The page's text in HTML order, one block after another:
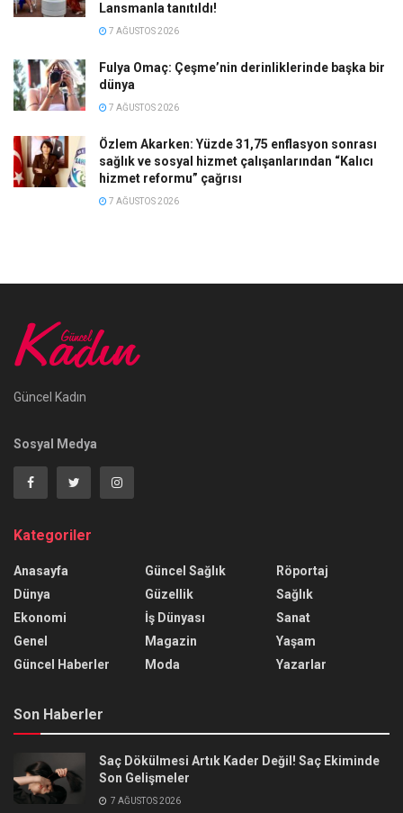
Lansmanla tanıtıldı!
7 AĞUSTOS 2026
Fulya Omaç: Çeşme’nin derinliklerinde başka bir
dünya
7 AĞUSTOS 2026
Özlem Akarken: Yüzde 31,75 enflasyon sonrası
sağlık ve sosyal hizmet çalışanlarından “Kalıcı
hizmet reformu” çağrısı
7 AĞUSTOS 2026
Güncel Kadın
Sosyal Medya
Kategoriler
Anasayfa
Dünya
Ekonomi
Genel
Güncel Haberler
Güncel Sağlık
Güzellik
İş Dünyası
Magazin
Moda
Röportaj
Sağlık
Sanat
Yaşam
Yazarlar
Son Haberler
Saç Dökülmesi Artık Kader Değil! Saç Ekiminde
Son Gelişmeler
7 AĞUSTOS 2026